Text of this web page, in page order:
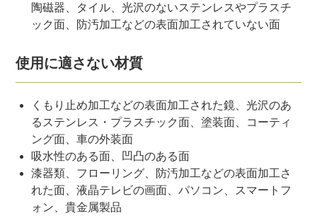
陶磁器、タイル、光沢のないステンレスやプラスチ
ック面、防汚加工などの表面加工されていない面
使用に適さない材質
くもり止め加工などの表面加工された鏡、光沢のあ
るステンレス・プラスチック面、塗装面、コーティ
ング面、車の外装面
吸水性のある面、凹凸のある面
漆器類、フローリング、防汚加工などの表面加工さ
れた面、液晶テレビの画面、パソコン、スマートフ
ォン、貴金属製品